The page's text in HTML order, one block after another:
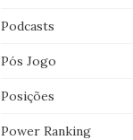
Podcasts
Pós Jogo
Posições
Power Ranking